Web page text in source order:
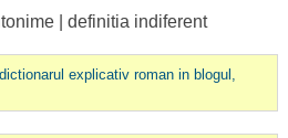
| definitia indiferent
explicativ roman in blogul,